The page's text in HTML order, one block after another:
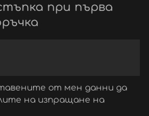
при първа
от мен данни да
на изпращане на